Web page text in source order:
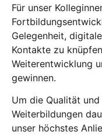
Für unser
Gelegenheit,
Kontakte zu
Weiterentwicklung
gewinnen.
Um die Qualität
Weiterbildungen
unser höchstes